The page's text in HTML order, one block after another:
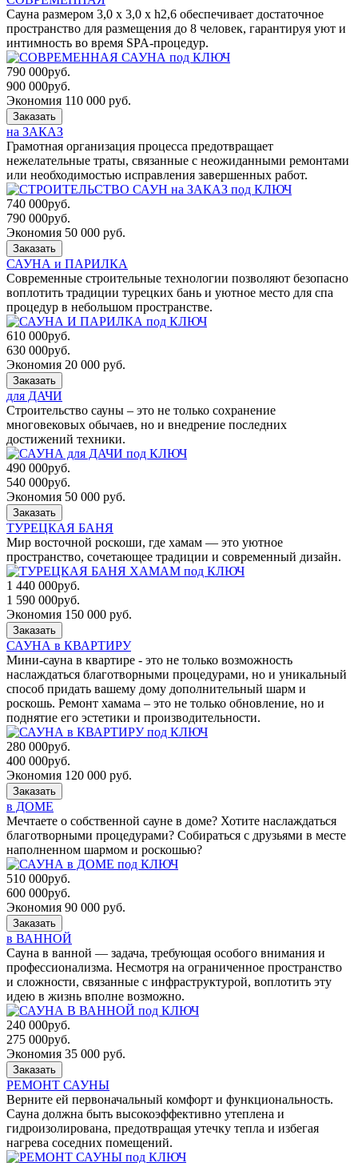
Сауна размером 3,0 x 3,0 x h2,6 обеспечивает достаточное
пространство для размещения до 8 человек, гарантируя уют и
интимность во время SPA-процедур.
790 000руб.
900 000руб.
Экономия 110 000 руб.
Заказать
на ЗАКАЗ
Грамотная организация процесса предотвращает
нежелательные траты, связанные с неожиданными ремонтами
или необходимостью исправления завершенных работ.
740 000руб.
790 000руб.
Экономия 50 000 руб.
Заказать
САУНА и ПАРИЛКА
Современные строительные технологии позволяют безопасно
воплотить традиции турецких бань и уютное место для спа
процедур в небольшом пространстве.
610 000руб.
630 000руб.
Экономия 20 000 руб.
Заказать
для ДАЧИ
Строительство сауны – это не только сохранение
многовековых обычаев, но и внедрение последних
достижений техники.
490 000руб.
540 000руб.
Экономия 50 000 руб.
Заказать
ТУРЕЦКАЯ БАНЯ
Мир восточной роскоши, где хамам — это уютное
пространство, сочетающее традиции и современный дизайн.
1 440 000руб.
1 590 000руб.
Экономия 150 000 руб.
Заказать
САУНА в КВАРТИРУ
Мини-сауна в квартире - это не только возможность
наслаждаться благотворными процедурами, но и уникальный
способ придать вашему дому дополнительный шарм и
роскошь. Ремонт хамама – это не только обновление, но и
поднятие его эстетики и производительности.
280 000руб.
400 000руб.
Экономия 120 000 руб.
Заказать
в ДОМЕ
Мечтаете о собственной сауне в доме? Хотите наслаждаться
благотворными процедурами? Собираться с друзьями в месте
наполненном шармом и роскошью?
510 000руб.
600 000руб.
Экономия 90 000 руб.
Заказать
в ВАННОЙ
Сауна в ванной — задача, требующая особого внимания и
профессионализма. Несмотря на ограниченное пространство
и сложности, связанные с инфраструктурой, воплотить эту
идею в жизнь вполне возможно.
240 000руб.
275 000руб.
Экономия 35 000 руб.
Заказать
РЕМОНТ САУНЫ
Верните ей первоначальный комфорт и функциональность.
Сауна должна быть высокоэффективно утеплена и
гидроизолирована, предотвращая утечку тепла и избегая
нагрева соседних помещений.